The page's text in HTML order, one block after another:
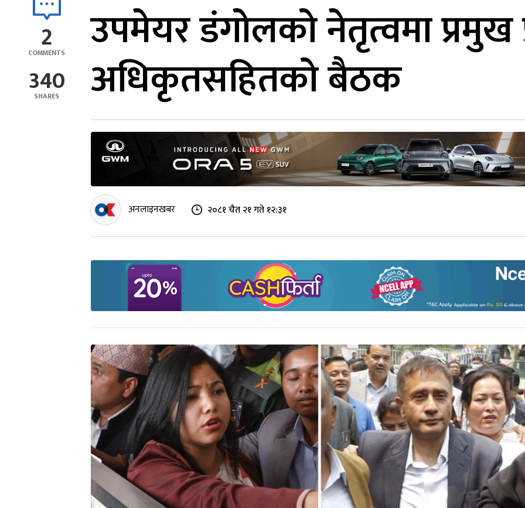
2
COMMENTS
340
SHARES
उपमेयर डंगोलको नेतृत्वमा प्रमुख
अधिकृतसहितको बैठक
अनलाइनखबर २०८१ चैत २१ गते १२:३१